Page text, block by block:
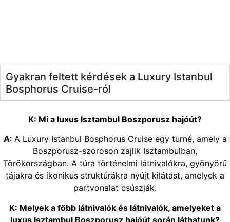
Gyakran feltett kérdések a Luxury Istanbul
Bosphorus Cruise-ról
K: Mi a luxus Isztambul Boszporusz hajóút?
A: A Luxury Istanbul Bosphorus Cruise egy turné, amely a
Boszporusz-szoroson zajlik Isztambulban,
Törökországban. A túra történelmi látnivalókra, gyönyörű
tájakra és ikonikus struktúrákra nyújt kilátást, amelyek a
partvonalat csúszják.
K: Melyek a főbb látnivalók és látnivalók, amelyeket a
luxus Isztambul Boszporusz hajóút során láthatunk?